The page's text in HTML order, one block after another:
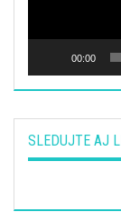
00:00
SLEDUJTE AJ